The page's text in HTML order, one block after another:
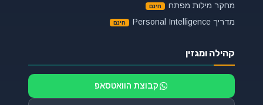
מחקר מילות מפתח
מדריך Personal Intelligence
קהילה ומגזין
קבוצת הוואטסאפ